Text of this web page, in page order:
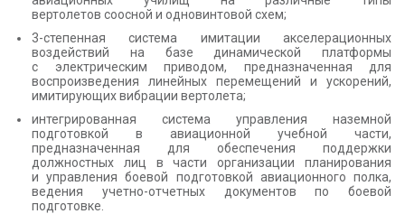
вертолетов соосной и одновинтовой схем;
3-степенная система имитации акселерационных
воздействий на базе динамической платформы
с электрическим приводом, предназначенная для
воспроизведения линейных перемещений и ускорений,
имитирующих вибрации вертолета;
интегрированная система управления наземной
подготовкой в авиационной учебной части,
предназначенная для обеспечения поддержки
должностных лиц в части организации планирования
и управления боевой подготовкой авиационного полка,
ведения учетно-отчетных документов по боевой
подготовке.